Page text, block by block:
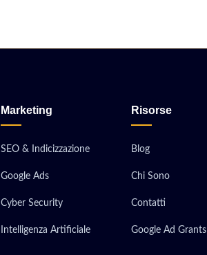
Marketing
SEO & Indicizzazione
Google Ads
Cyber Security
Intelligenza Artificiale
Risorse
Blog
Chi Sono
Contatti
Google Ad Grants